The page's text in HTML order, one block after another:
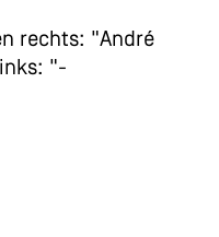
rechts: "André
"-